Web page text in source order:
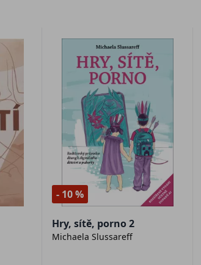
- 10 %
Hry, sítě, porno 2
Michaela Slussareff